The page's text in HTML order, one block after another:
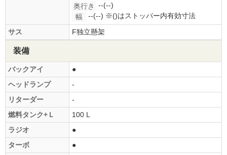
奥行き
--(--)
幅
--(--) ※()はストッパー内有効寸法
サス
F独立懸架
装備
バックアイ
●
ヘッドランプ
-
リターダー
-
燃料タンク+Ｌ
100 L
ラジオ
●
ターボ
●